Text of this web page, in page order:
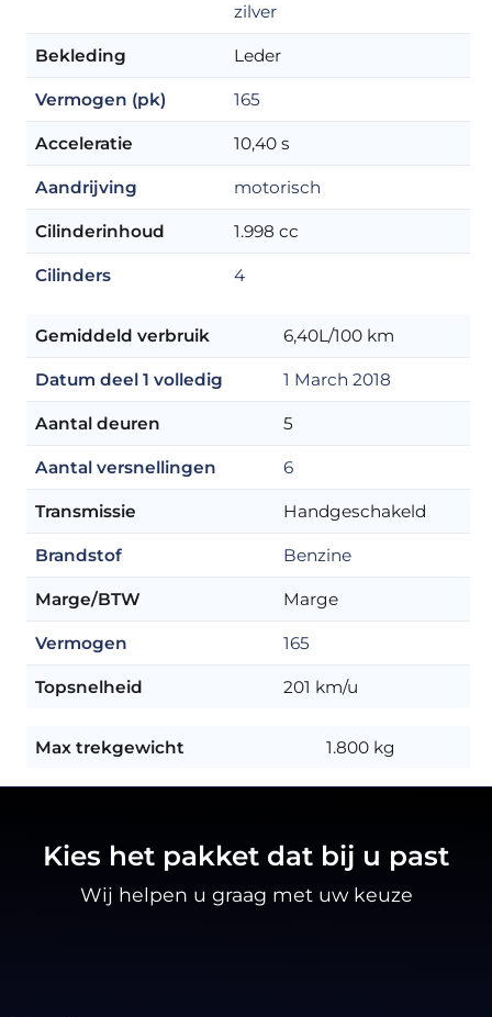
zilver
Bekleding Leder
Vermogen (pk) 165
Acceleratie 10,40 s
Aandrijving motorisch
Cilinderinhoud 1.998 cc
Cilinders 4
Gemiddeld verbruik 6,40L/100 km
Datum deel 1 volledig 1 March 2018
Aantal deuren 5
Aantal versnellingen 6
Transmissie Handgeschakeld
Brandstof Benzine
Marge/BTW Marge
Vermogen 165
Topsnelheid 201 km/u
Max trekgewicht 1.800 kg
Kies het pakket dat bij u past
Wij helpen u graag met uw keuze